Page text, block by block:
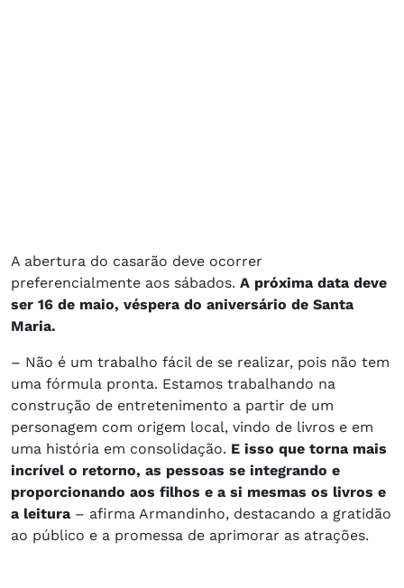
A abertura do casarão deve ocorrer
preferencialmente aos sábados. A próxima data deve
ser 16 de maio, véspera do aniversário de Santa
Maria.
– Não é um trabalho fácil de se realizar, pois não tem
uma fórmula pronta. Estamos trabalhando na
construção de entretenimento a partir de um
personagem com origem local, vindo de livros e em
uma história em consolidação. E isso que torna mais
incrível o retorno, as pessoas se integrando e
proporcionando aos filhos e a si mesmas os livros e
a leitura – afirma Armandinho, destacando a gratidão
ao público e a promessa de aprimorar as atrações.